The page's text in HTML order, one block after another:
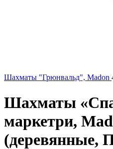
Шахматы "Грюнвальд", Madon
Шахматы
маркетри,
(деревянные,